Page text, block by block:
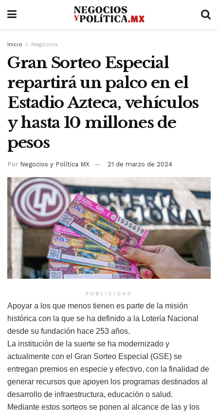
Inicio Negocios
Gran Sorteo Especial
repartirá un palco en el
Estadio Azteca, vehículos
y hasta 10 millones de
pesos
Por Negocios y Política MX 21 de marzo de 2024
PUBLICIDAD
Apoyar a los que menos tienen es parte de la misión
histórica con la que se ha definido a la Lotería Nacional
desde su fundación hace 253 años.
La institución de la suerte se ha modernizado y
actualmente con el Gran Sorteo Especial (GSE) se
entregan premios en especie y efectivo, con la finalidad de
generar recursos que apoyen los programas destinados al
desarrollo de infraestructura, educación o salud.
Mediante estos sorteos se ponen al alcance de las y los